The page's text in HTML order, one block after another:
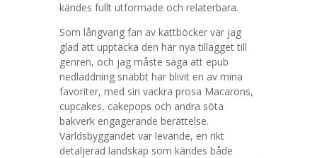
kändes fullt utformade och relaterbara.
Som långvarig fan av kattböcker var jag
glad att upptäcka den här nya tillägget till
genren, och jag måste säga att epub
nedladdning snabbt har blivit en av mina
favoriter, med sin vackra prosa Macarons,
cupcakes, cakepops och andra söta
bakverk engagerande berättelse.
Världsbyggandet var levande, en rikt
detaljerad landskap som kändes både